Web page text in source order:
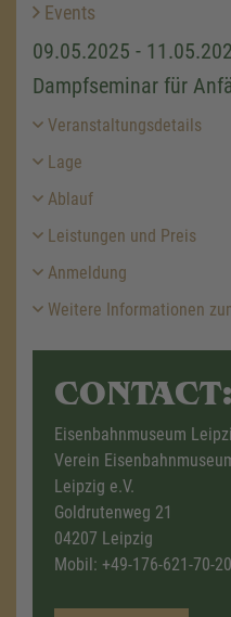
Events
09.05.2025 -
Dampfseminar für
Veranstaltungsdetails
Lage
Ablauf
Leistungen und Preis
Anmeldung
Weitere Informationen
CONTACT:
Eisenbahnmuseum
Verein
Leipzig e.V.
Goldrutenweg 21
04207 Leipzig
Mobil: +49-176-621-70-